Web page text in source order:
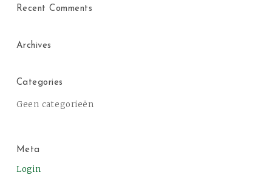
Recent Comments
Archives
Categories
Geen categorieën
Meta
Login